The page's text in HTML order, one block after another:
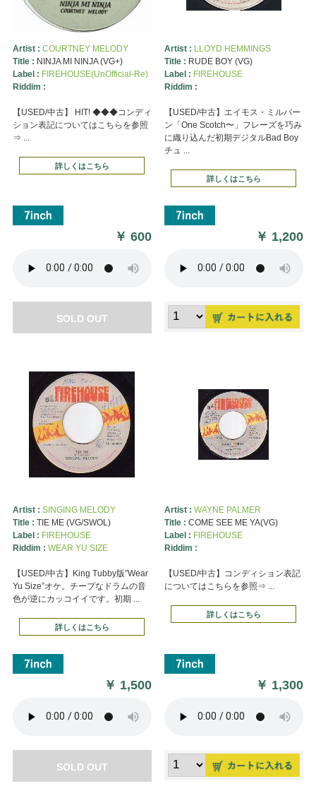
Artist : COURTNEY MELODY
Title : NINJA MI NINJA (VG+)
Label : FIREHOUSE(UnOfficial-Re)
Riddim :
【USED/中古】 HIT! ◆◆◆コンディ
ション表記についてはこちらを参照
⇒ ...
詳しくはこちら
￥600
SOLD OUT
Artist : LLOYD HEMMINGS
Title : RUDE BOY (VG)
Label : FIREHOUSE
Riddim :
【USED/中古】エイモス・ミルバー
ン「One Scotch〜」フレーズを巧み
に織り込んだ初期デジタルBad Boy
チュ ...
詳しくはこちら
￥ 1,200
Artist : SINGING MELODY
Title : TIE ME (VG/SWOL)
Label : FIREHOUSE
Riddim : WEAR YU SIZE
【USED/中古】King Tubby版”Wear
Yu Size”オケ。チープなドラムの音
色が逆にカッコイイです。初期 ...
詳しくはこちら
￥ 1,500
SOLD OUT
Artist : WAYNE PALMER
Title : COME SEE ME YA(VG)
Label : FIREHOUSE
Riddim :
【USED/中古】コンディション表記
についてはこちらを参照⇒ ...
詳しくはこちら
￥ 1,300